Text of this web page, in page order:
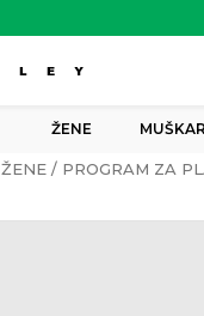
ŽENE
ŽENE PROGRAM ZA